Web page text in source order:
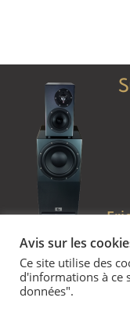
Avis sur les
Ce site utilise des
d'informations à ce
données".